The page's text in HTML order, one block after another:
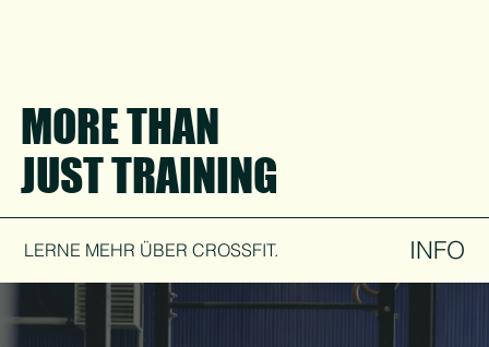
MORE THAN
JUST TRAINING
LERNE MEHR ÜBER CROSSFIT. INFO